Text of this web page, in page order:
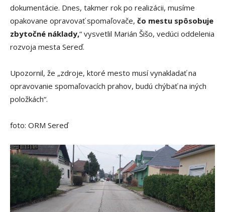
dokumentácie. Dnes, takmer rok po realizácii, musíme
opakovane opravovať spomaľovače, čo mestu spôsobuje
zbytočné náklady,“ vysvetlil Marián Šišo, vedúci oddelenia
rozvoja mesta Sereď.
Upozornil, že „zdroje, ktoré mesto musí vynakladať na
opravovanie spomaľovacích prahov, budú chýbať na iných
položkách“.
foto: ORM Sereď